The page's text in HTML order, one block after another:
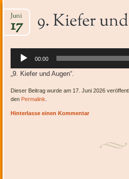
zum
Inhalt
9. Kiefer
Juni
17
Audio-
Player
00:00
„9. Kiefer und Augen“.
Dieser Beitrag wurde am 17. Juni 2026
den Permalink
Hinterlasse einen Kommentar